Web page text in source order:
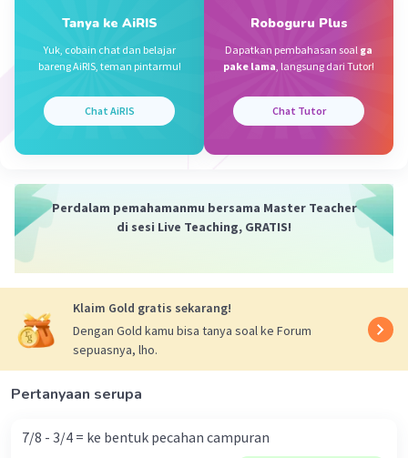
Jawaban terverifikasi
3 1/5 × 2 1/8 ÷ 1 1/5
= 16/5 × 17/8 × 5/6
= 16 × 17/8 × 1/6
Beri Rating·5.0(1) Balas
Tanya ke AiRIS
Yuk, cobain chat dan belajar
bareng AiRIS, teman pintarmu!
Chat AiRIS
Roboguru Plus
Dapatkan pembahasan soal ga
pake lama, langsung dari Tutor!
Chat Tutor
Perdalam pemahamanmu bersama Master Teacher
di sesi Live Teaching, GRATIS!
Klaim Gold gratis sekarang!
Dengan Gold kamu bisa tanya soal ke Forum
sepuasnya, lho.
Pertanyaan serupa
7/8 - 3/4 = ke bentuk pecahan campuran